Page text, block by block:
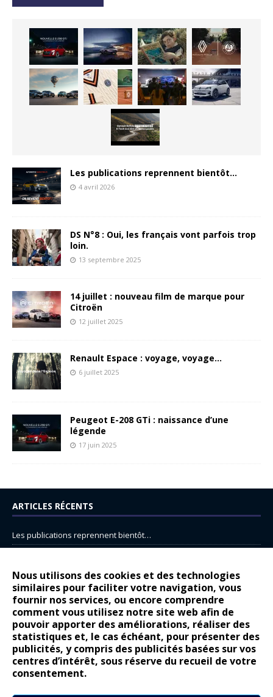
Nous utilisons des cookies et des technologies
similaires pour faciliter votre navigation, vous
fournir nos services, ou encore comprendre
comment vous utilisez notre site web afin de
pouvoir apporter des améliorations, réaliser des
statistiques et, le cas échéant, pour présenter des
publicités, y compris des publicités basées sur vos
centres d’intérêt, sous réserve du recueil de votre
consentement.
Les publications reprennent bientôt…
4 avril 2026
DS N°8 : Oui, les français vont parfois trop
loin.
13 septembre 2025
14 juillet : nouveau film de marque pour
Citroën
12 juillet 2025
Renault Espace : voyage, voyage…
6 juillet 2025
Peugeot E-208 GTi : naissance d’une
légende
17 juin 2025
ARTICLES RÉCENTS
Les publications reprennent bientôt…
14 juillet : nouveau film de marque pour Citroën
Renault Espace : voyage, voyage…
Peugeot E-208 GTi : naissance d’une légende
COMMENTAIRES RÉCENTS
Bernard DardartdansDacia Sandero : pour les gens vrais